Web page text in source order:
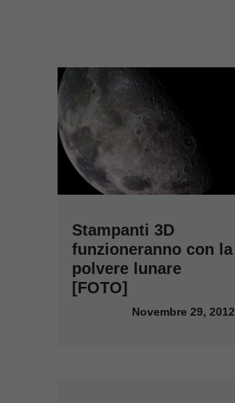
Stampanti 3D
funzioneranno con la
polvere lunare
[FOTO]
Novembre 29, 2012